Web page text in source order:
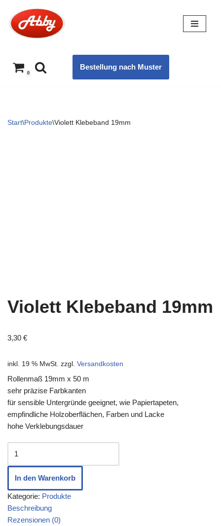
Zum
Inhalt
0
Bestellung nach Muster
Start\Produkte\Violett Klebeband 19mm
Violett Klebeband 19mm
3,30 €
inkl. 19 % MwSt. zzgl. Versandkosten
Rollenmaß 19mm x 50 m
sehr präzise Farbkanten
für sensible Untergründe geeignet, wie Papiertapeten,
empfindliche Holzoberflächen, Farben und Lacke
hohe Verklebungsdauer
In den Warenkorb
Kategorie: Produkte
Beschreibung
Rezensionen (0)